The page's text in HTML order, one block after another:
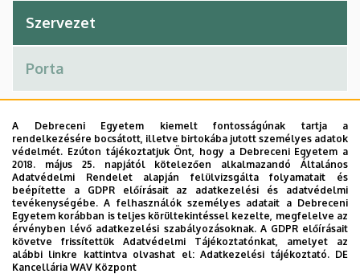
A Debreceni Egyetem kiemelt fontosságúnak tartja a
rendelkezésére bocsátott, illetve birtokába jutott személyes adatok
védelmét. Ezúton tájékoztatjuk Önt, hogy a Debreceni Egyetem a
2018. május 25. napjától kötelezően alkalmazandó Általános
Adatvédelmi Rendelet alapján felülvizsgálta folyamatait és
beépítette a GDPR előírásait az adatkezelési és adatvédelmi
tevékenységébe. A felhasználók személyes adatait a Debreceni
Egyetem korábban is teljes körültekintéssel kezelte, megfelelve az
érvényben lévő adatkezelési szabályozásoknak. A GDPR előírásait
követve frissítettük Adatvédelmi Tájékoztatónkat, amelyet az
alábbi linkre kattintva olvashat el:Adatkezelési tájékoztató. DE
Kancellária WAV Központ
A keresés a következőkre működik: Név, Munkahely (szervezeti egység),
Beosztás, Munkakör, Mellék
Szervezetek
Nincs találat.